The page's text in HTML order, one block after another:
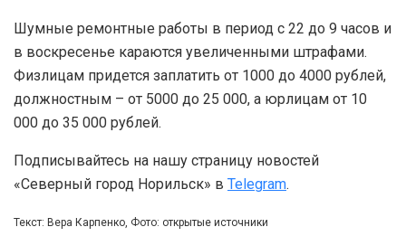
Шумные ремонтные работы в период с 22 до 9 часов и
в воскресенье караются увеличенными штрафами.
Физлицам придется заплатить от 1000 до 4000 рублей,
должностным – от 5000 до 25 000, а юрлицам от 10
000 до 35 000 рублей.
Подписывайтесь на нашу страницу новостей
«Северный город Норильск» в Telegram.
Текст: Вера Карпенко, Фото: открытые источники